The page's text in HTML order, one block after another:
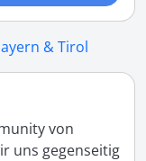
& Tirol
von
uns gegenseitig